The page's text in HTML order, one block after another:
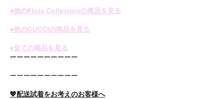
●他のFlora Collectionの商品を見る
●他のGUCCIの商品を見る
●全ての商品を見る
ーーーーーーーーーー
ーーーーーーーーーー
💖配送試着をお考えのお客様へ